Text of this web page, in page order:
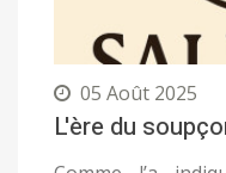
05 Août 2025
L'ère du